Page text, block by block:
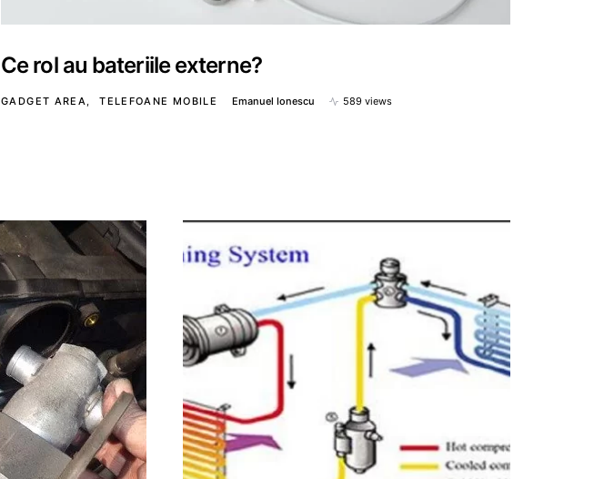
Ce rol au bateriile externe?
GADGET AREA TELEFOANE MOBILE Emanuel Ionescu 589 views